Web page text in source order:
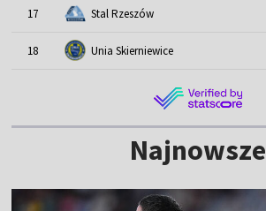
17 Stal Rzeszów
18 Unia Skierniewice
Najnowsze